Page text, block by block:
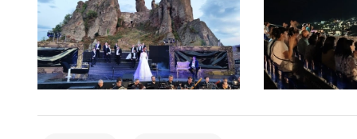
Банско 05 авг
Кметът на Банско: Няма данни за
антисемитски инцидент, случаят не